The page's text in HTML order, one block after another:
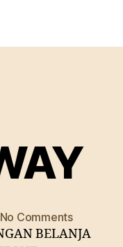
No Commentson
11.11
BELANJA